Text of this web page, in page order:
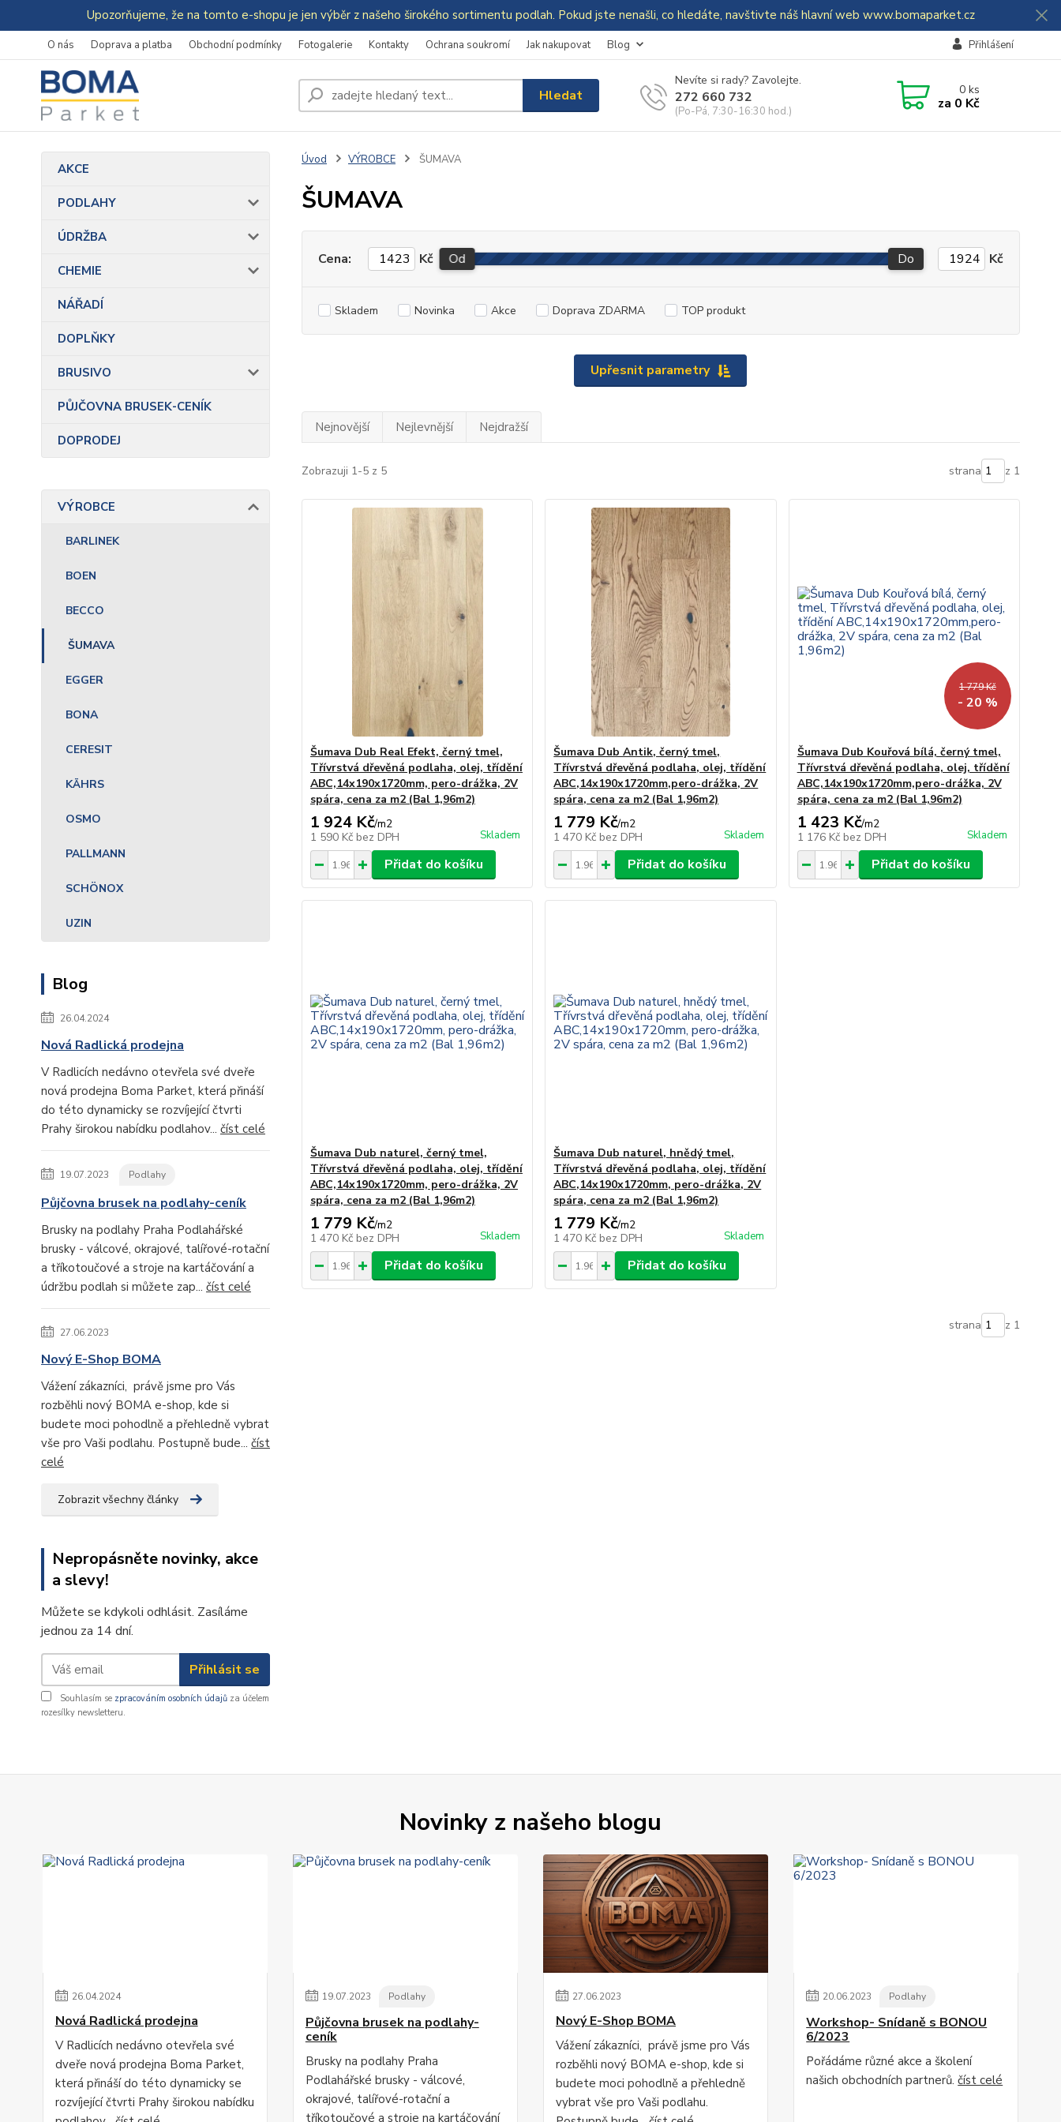
Upozorňujeme, že na tomto e-shopu je jen výběr z našeho širokého sortimentu podlah. Pokud jste nenašli, co hledáte, navštivte náš hlavní web www.bomaparket.cz
O nás Doprava a platba Obchodní podmínky Fotogalerie Kontakty Ochrana soukromí Jak nakupovat Blog Přihlášení
Hledat
Nevíte si rady? Zavolejte.
272 660 732
(Po-Pá, 7:30-16:30 hod.)
0ks
za 0 Kč
AKCE
PODLAHY
ÚDRŽBA
CHEMIE
NÁŘADÍ
DOPLŇKY
BRUSIVO
PŮJČOVNA BRUSEK-CENÍK
DOPRODEJ
VÝROBCE
BARLINEK
BOEN
BECCO
ŠUMAVA
EGGER
BONA
CERESIT
KÄHRS
OSMO
PALLMANN
SCHÖNOX
UZIN
Blog
26.04.2024
Nová Radlická prodejna
V Radlicích nedávno otevřela své dveře
nová prodejna Boma Parket, která přináší
do této dynamicky se rozvíjející čtvrti
Prahy širokou nabídku podlahov... číst celé
19.07.2023 Podlahy
Půjčovna brusek na podlahy-ceník
Brusky na podlahy Praha Podlahářské
brusky - válcové, okrajové, talířové-rotační
a tříkotoučové a stroje na kartáčování a
údržbu podlah si můžete zap... číst celé
27.06.2023
Nový E-Shop BOMA
Vážení zákazníci, právě jsme pro Vás
rozběhli nový BOMA e-shop, kde si
budete moci pohodlně a přehledně vybrat
vše pro Vaši podlahu. Postupně bude... číst
celé
Zobrazit všechny články
Nepropásněte novinky, akce
a slevy!
Můžete se kdykoli odhlásit. Zasíláme
jednou za 14 dní.
Přihlásit se
Souhlasím se zpracováním osobních údajů za účelem
rozesílky newsletteru.
Úvod VÝROBCE ŠUMAVA
ŠUMAVA
Upřesnit parametry
Cena: Kč Od Do Kč
Skladem Novinka Akce Doprava ZDARMA TOP produkt
Nejnovější Nejlevnější Nejdražší
Zobrazuji 1-5 z 5 strana z 1
Šumava Dub Real Efekt, černý tmel,
Třívrstvá dřevěná podlaha, olej, třídění
ABC,14x190x1720mm, pero-drážka, 2V
spára, cena za m2 (Bal 1,96m2)
1 924 Kč/m2
1 590 Kč bez DPH Skladem
Přidat do košíku
Šumava Dub Antik, černý tmel,
Třívrstvá dřevěná podlaha, olej, třídění
ABC,14x190x1720mm,pero-drážka, 2V
spára, cena za m2 (Bal 1,96m2)
1 779 Kč/m2
1 470 Kč bez DPH Skladem
Přidat do košíku
1 779 Kč
- 20 %
Šumava Dub Kouřová bílá, černý tmel,
Třívrstvá dřevěná podlaha, olej, třídění
ABC,14x190x1720mm,pero-drážka, 2V
spára, cena za m2 (Bal 1,96m2)
1 423 Kč/m2
1 176 Kč bez DPH Skladem
Přidat do košíku
Šumava Dub naturel, černý tmel,
Třívrstvá dřevěná podlaha, olej, třídění
ABC,14x190x1720mm, pero-drážka, 2V
spára, cena za m2 (Bal 1,96m2)
1 779 Kč/m2
1 470 Kč bez DPH Skladem
Přidat do košíku
Šumava Dub naturel, hnědý tmel,
Třívrstvá dřevěná podlaha, olej, třídění
ABC,14x190x1720mm, pero-drážka, 2V
spára, cena za m2 (Bal 1,96m2)
1 779 Kč/m2
1 470 Kč bez DPH Skladem
Přidat do košíku
strana z 1
Novinky z našeho blogu
26.04.2024
Nová Radlická prodejna
V Radlicích nedávno otevřela své
dveře nová prodejna Boma Parket,
která přináší do této dynamicky se
rozvíjející čtvrti Prahy širokou nabídku
19.07.2023 Podlahy
Půjčovna brusek na podlahy-
ceník
Brusky na podlahy Praha
Podlahářské brusky - válcové,
okrajové, talířové-rotační a
tříkotoučové a stroje na kartáčování
27.06.2023
Nový E-Shop BOMA
Vážení zákazníci, právě jsme pro Vás
rozběhli nový BOMA e-shop, kde si
budete moci pohodlně a přehledně
vybrat vše pro Vaši podlahu.
20.06.2023 Podlahy
Workshop- Snídaně s BONOU
6/2023
Pořádáme různé akce a školení
našich obchodních partnerů.číst celé